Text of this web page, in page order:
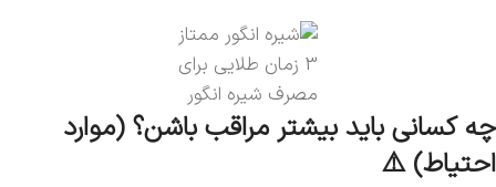
3 زمان طلایی برای
مصرف شیره انگور
چه کسانی باید بیشتر مراقب باشن؟ (موارد
احتیاط) ⚠️